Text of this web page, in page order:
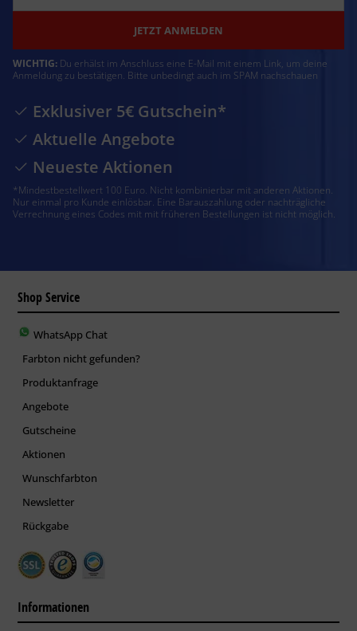
JETZT ANMELDEN
WICHTIG: Du erhälst im Anschluss eine E-Mail mit einem Link, um deine
Anmeldung zu bestätigen. Bitte unbedingt auch im SPAM nachschauen
Exklusiver 5€ Gutschein*
Aktuelle Angebote
Neueste Aktionen
*Mindestbestellwert 100 Euro. Nicht kombinierbar mit anderen Aktionen.
Nur einmal pro Kunde einlösbar. Eine Barauszahlung oder nachträgliche
Verrechnung eines Codes mit mit früheren Bestellungen ist nicht möglich.
Shop Service
WhatsApp Chat
Farbton nicht gefunden?
Produktanfrage
Angebote
Gutscheine
Aktionen
Wunschfarbton
Newsletter
Rückgabe
Informationen